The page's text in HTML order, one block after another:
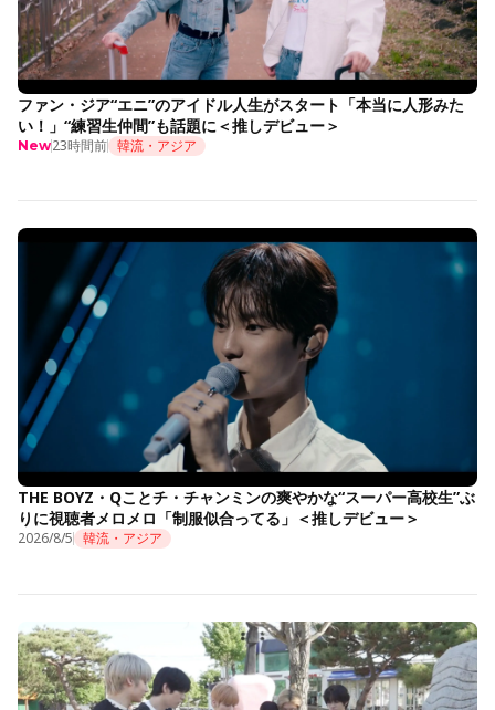
ファン・ジア“エニ”のアイドル人生がスタート「本当に人形みた
い！」“練習生仲間”も話題に＜推しデビュー＞
New23時間前 韓流・アジア
THE BOYZ・Qことチ・チャンミンの爽やかな“スーパー高校生”ぶ
りに視聴者メロメロ「制服似合ってる」＜推しデビュー＞
2026/8/5 韓流・アジア